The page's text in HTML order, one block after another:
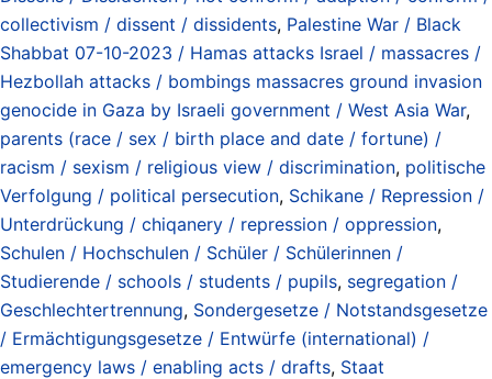
collectivism / dissent / dissidents, Palestine War / Black
Shabbat 07-10-2023 / Hamas attacks Israel / massacres /
Hezbollah attacks / bombings massacres ground invasion
genocide in Gaza by Israeli government / West Asia War,
parents (race / sex / birth place and date / fortune) /
racism / sexism / religious view / discrimination, politische
Verfolgung / political persecution, Schikane / Repression /
Unterdrückung / chiqanery / repression / oppression,
Schulen / Hochschulen / Schüler / Schülerinnen /
Studierende / schools / students / pupils, segregation /
Geschlechtertrennung, Sondergesetze / Notstandsgesetze
/ Ermächtigungsgesetze / Entwürfe (international) /
emergency laws / enabling acts / drafts, Staat